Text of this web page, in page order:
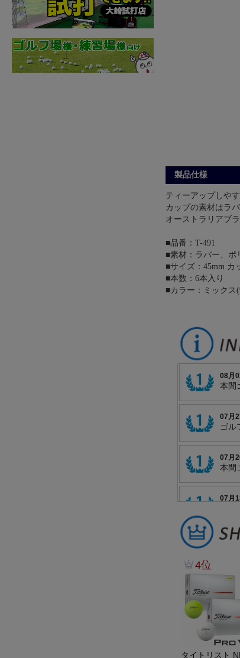
製品仕様
ティーアップしや
カップの素材はラ
オーストラリアブ
■品番：T-491
■素材：ラバー、ポ
■サイズ：45mm カ
■本数：6本入り
■カラー：ミックス